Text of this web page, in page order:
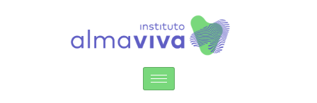
Instituto Alma Viva